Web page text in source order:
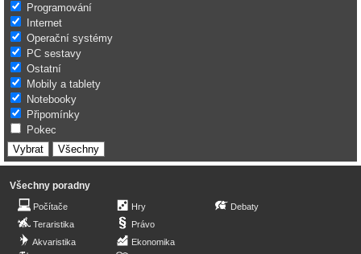
Programování
Internet
Operační systémy
PC sestavy
Ostatní
Mobily a tablety
Notebooky
Připomínky
Pokec
Všechny poradny
Počítače
Teraristika
Akvaristika
Hry
Právo
Ekonomika
Debaty